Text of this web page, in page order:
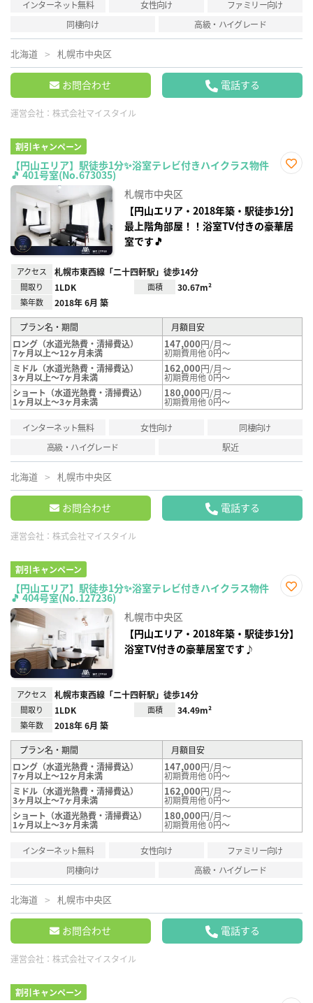
インターネット無料 女性向け
ファミリー向け
同棲向け
高級・ハイグレード
北海道 札幌市中央区
お問合わせ 電話する
運営会社： 株式会社マイスタイル
割引キャンペーン
【円山エリア】駅徒歩1分✨浴室テレビ付きハイクラス物件
🎵 401号室(No.673035)
録
札幌市中央区
【円山エリア・2018年築・駅徒歩1分】
最上階角部屋！！浴室TV付きの豪華居
室です🎵
アクセス 札幌市東西線「二十四軒駅」徒歩14分
間取り 1LDK 面積 30.67m²
築年数 2018年 6月 築
プラン名・期間
月額目安
ロング（水道光熱費・清掃費込）
7ヶ月以上～12ヶ月未満
147,000円/月～
初期費用他 0円～
ミドル（水道光熱費・清掃費込）
3ヶ月以上～7ヶ月未満
162,000円/月～
初期費用他 0円～
ショート（水道光熱費・清掃費込）
1ヶ月以上～3ヶ月未満
180,000円/月～
初期費用他 0円～
インターネット無料 女性向け
同棲向け
高級・ハイグレード
駅近
北海道 札幌市中央区
お問合わせ 電話する
運営会社： 株式会社マイスタイル
割引キャンペーン
【円山エリア】駅徒歩1分✨浴室テレビ付きハイクラス物件
🎵 404号室(No.127236)
録
札幌市中央区
【円山エリア・2018年築・駅徒歩1分】
浴室TV付きの豪華居室です♪
アクセス 札幌市東西線「二十四軒駅」徒歩14分
間取り 1LDK 面積 34.49m²
築年数 2018年 6月 築
プラン名・期間
月額目安
ロング（水道光熱費・清掃費込）
7ヶ月以上～12ヶ月未満
147,000円/月～
初期費用他 0円～
ミドル（水道光熱費・清掃費込）
3ヶ月以上～7ヶ月未満
162,000円/月～
初期費用他 0円～
ショート（水道光熱費・清掃費込）
1ヶ月以上～3ヶ月未満
180,000円/月～
初期費用他 0円～
インターネット無料 女性向け
ファミリー向け
同棲向け
高級・ハイグレード
北海道 札幌市中央区
お問合わせ 電話する
運営会社： 株式会社マイスタイル
割引キャンペーン